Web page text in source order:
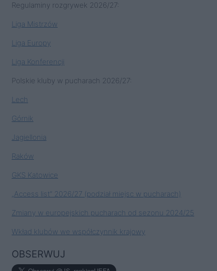
Regulaminy rozgrywek 2026/27:
Liga Mistrzów
Liga Europy
Liga Konferencji
Polskie kluby w pucharach 2026/27:
Lech
Górnik
Jagiellonia
Raków
GKS Katowice
„Access list” 2026/27 (podział miejsc w pucharach)
Zmiany w europejskich pucharach od sezonu 2024/25
Wkład klubów we współczynnik krajowy
OBSERWUJ